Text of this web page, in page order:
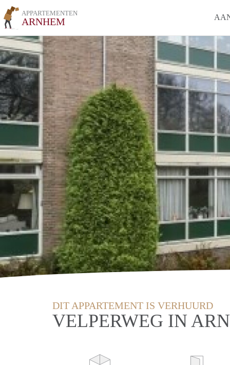
APPARTEMENTEN
ARNHEM
DIT APPARTEMENT IS VERHUURD
VELPERWEG IN